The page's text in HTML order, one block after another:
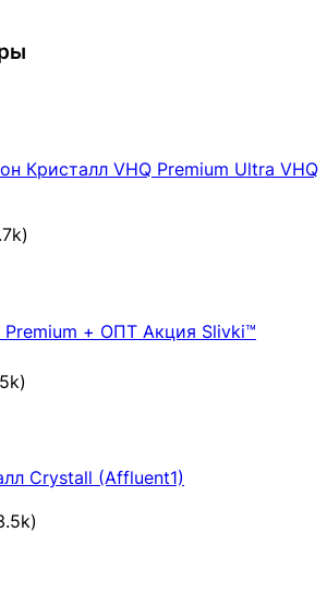
Кристалл VHQ Premium Ultra VHQ
+ ОПТ Акция Slivki™
Crystall (Affluent1)